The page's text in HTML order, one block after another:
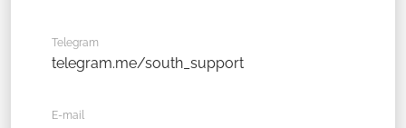
Telegram
telegram.me/south_support
E-mail